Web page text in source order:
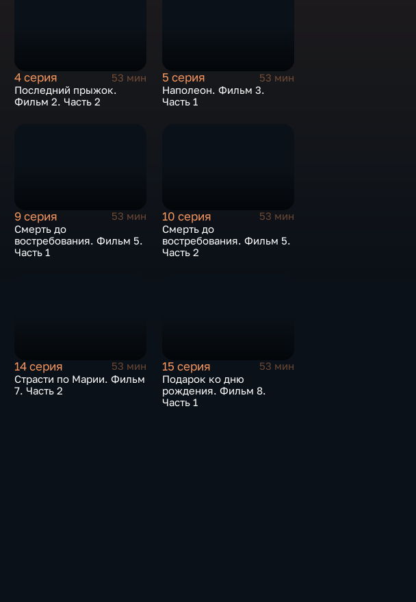
4 серия
53 мин
Последний прыжок.
Фильм 2. Часть 2
5 серия
53 мин
Наполеон. Фильм 3.
Часть 1
9 серия
53 мин
Смерть до
востребования. Фильм 5.
Часть 1
10 серия
53 мин
Смерть до
востребования. Фильм 5.
Часть 2
14 серия
53 мин
Страсти по Марии. Фильм
7. Часть 2
15 серия
53 мин
Подарок ко дню
рождения. Фильм 8.
Часть 1